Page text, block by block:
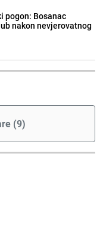
pogon: Bosanac
nakon nevjerovatnog
(9)